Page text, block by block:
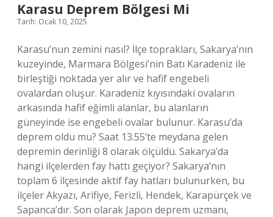
Karasu Deprem Bölgesi Mi
Tarih: Ocak 10, 2025
Karasu’nun zemini nasıl? İlçe toprakları, Sakarya’nın
kuzeyinde, Marmara Bölgesi’nin Batı Karadeniz ile
birleştiği noktada yer alır ve hafif engebeli
ovalardan oluşur. Karadeniz kıyısındaki ovaların
arkasında hafif eğimli alanlar, bu alanların
güneyinde ise engebeli ovalar bulunur. Karasu’da
deprem oldu mu? Saat 13.55’te meydana gelen
depremin derinliği 8 olarak ölçüldü. Sakarya’da
hangi ilçelerden fay hattı geçiyor? Sakarya’nın
toplam 6 ilçesinde aktif fay hatları bulunurken, bu
ilçeler Akyazı, Arifiye, Ferizli, Hendek, Karapürçek ve
Sapanca’dır. Son olarak Japon deprem uzmanı,